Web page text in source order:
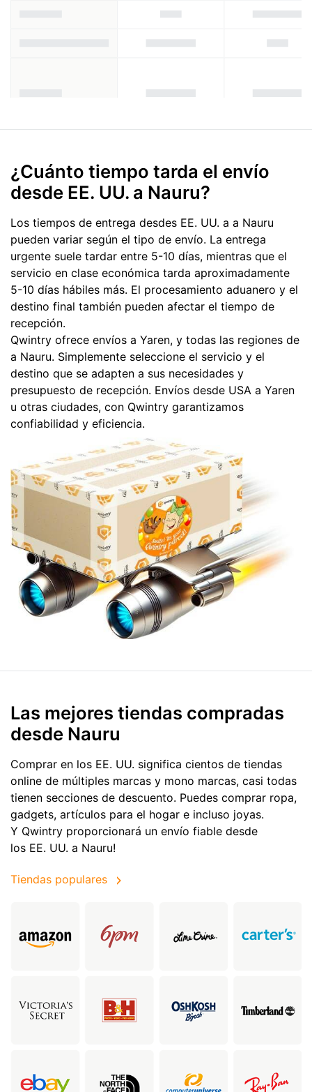
¿Cuánto tiempo tarda el envío
desde EE. UU. a Nauru?
Los tiempos de entrega desdes EE. UU. a a Nauru
pueden variar según el tipo de envío. La entrega
urgente suele tardar entre 5-10 días, mientras que el
servicio en clase económica tarda aproximadamente
5-10 días hábiles más. El procesamiento aduanero y el
destino final también pueden afectar el tiempo de
recepción.
Qwintry ofrece envíos a Yaren, y todas las regiones de
a Nauru. Simplemente seleccione el servicio y el
destino que se adapten a sus necesidades y
presupuesto de recepción. Envíos desde USA a Yaren
u otras ciudades, con Qwintry garantizamos
confiabilidad y eficiencia.
Las mejores tiendas compradas
desde Nauru
Comprar en los EE. UU. significa cientos de tiendas
online de múltiples marcas y mono marcas, casi todas
tienen secciones de descuento. Puedes comprar ropa,
gadgets, artículos para el hogar e incluso joyas.
Y Qwintry proporcionará un envío fiable desde
los EE. UU. a Nauru!
Tiendas populares